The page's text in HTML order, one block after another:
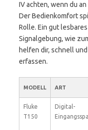
IV achten, wenn du
Der Bedienkomfort
Rolle. Ein gut
Signalgebung, wie
helfen dir, schnell
erfassen.
MODELL ART
Fluke
T150
Digital-